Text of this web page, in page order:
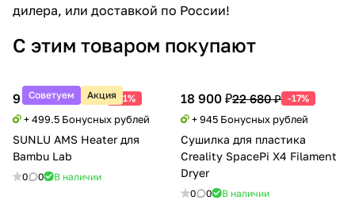
дилера, или доставкой по России!
С этим товаром покупают
Советуем Акция
9 990 ₽20 388 ₽ -51%
+ 499.5 Бонусных рублей
SUNLU AMS Heater для
Bambu Lab
0 0 В наличии
18 900 ₽22 680 ₽ -17%
+ 945 Бонусных рублей
Сушилка для пластика
Creality SpacePi X4 Filament
Dryer
0 0 В наличии